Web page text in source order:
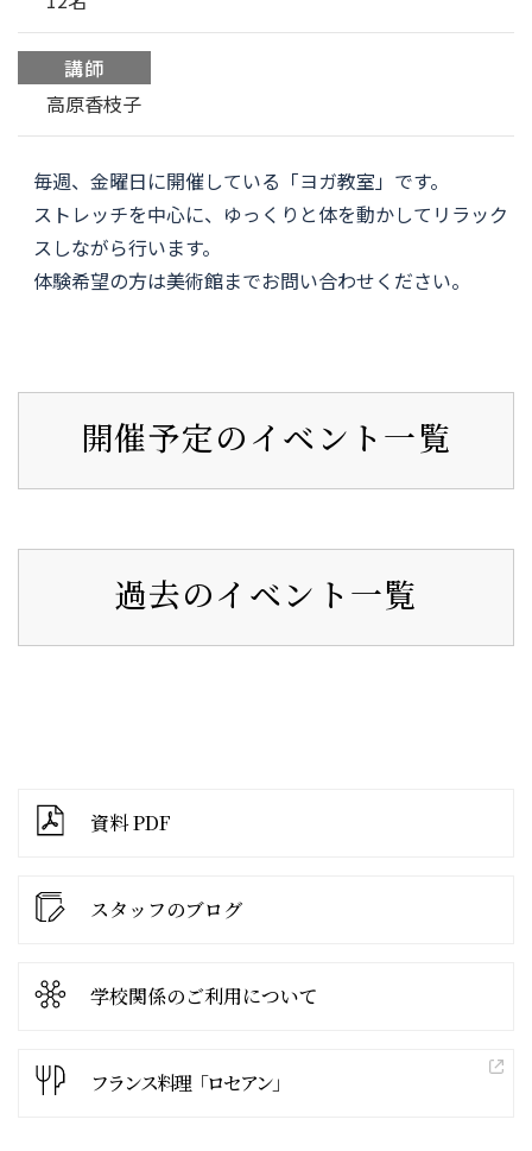
講師
高原香枝子
毎週、金曜日に開催している「ヨガ教室」です。
ストレッチを中心に、ゆっくりと体を動かしてリラック
スしながら行います。
体験希望の方は美術館までお問い合わせください。
開催予定のイベント一覧
過去のイベント一覧
資料 PDF
スタッフのブログ
学校関係のご利用について
フランス料理「ロセアン」